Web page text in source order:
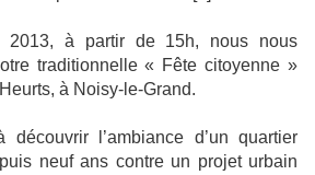
2013, à partir de 15h, nous nous
traditionnelle « Fête citoyenne »
à Noisy-le-Grand.
l’ambiance d’un quartier
neuf ans contre un projet urbain